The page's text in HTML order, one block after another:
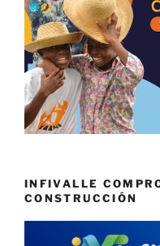
INFIVALLE
CONSTRUCCIÓN